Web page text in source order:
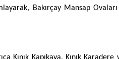
Bakırçay Mansap